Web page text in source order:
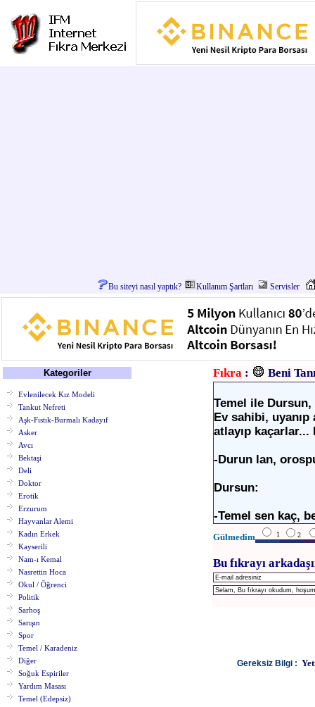
Bu siteyi nasıl yaptık? Kullanım Şartları Servisler
Kategoriler
Evlenilecek Kız Modeli
Tankut Nefreti
Aşk-Fıstık-Burmalı Kadayıf
Asker
Avcı
Bektaşi
Deli
Doktor
Erotik
Erzurum
Hayvanlar Alemi
Kadın Erkek
Kayserili
Nam-ı Kemal
Nasrettin Hoca
Okul / Öğrenci
Politik
Sarhoş
Sarışın
Spor
Temel / Karadeniz
Diğer
Soğuk Espiriler
Yardım Masası
Temel (Edepsiz)
Fıkra : Beni
Temel ile
Ev sahibi, uyanıp
atlayıp kaçarlar...
-Durun lan,
Dursun:
-Temel sen kaç,
Gülmedim 1 2
Bu fıkrayı
Gereksiz Bilgi :